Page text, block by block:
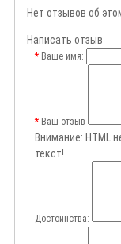
Нет отзывов об
Написать отзыв
Ваше имя:
Ваш отзыв
Внимание: HTML
текст!
Достоинства: